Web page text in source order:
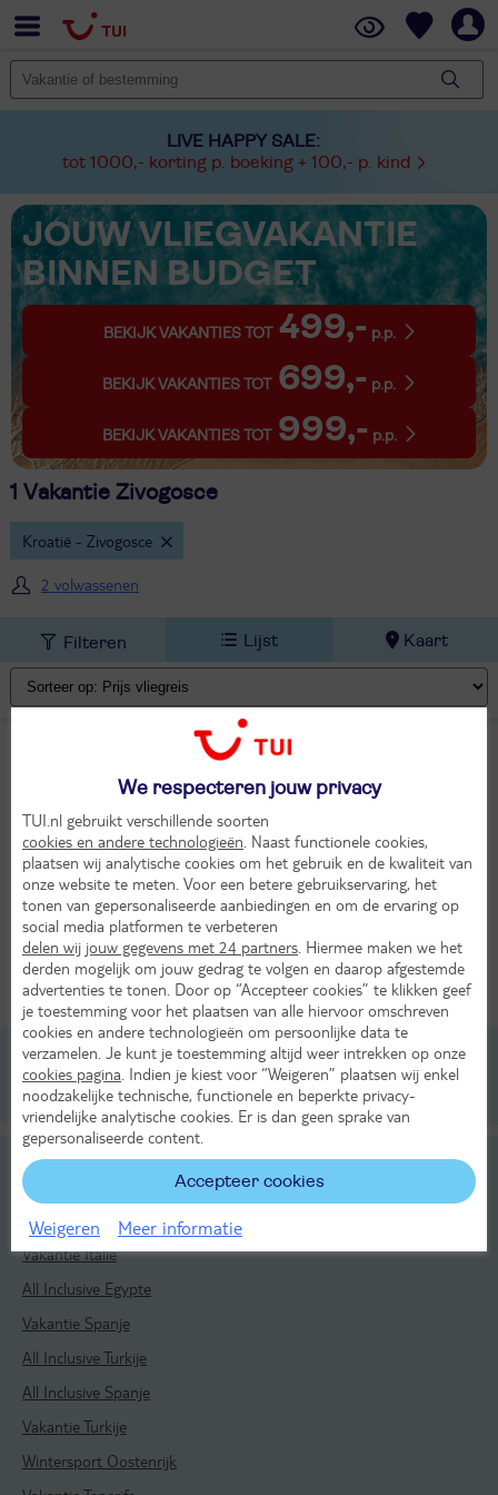
LIVE HAPPY SALE:
tot 1000,- korting p. boeking + 100,- p. kind
JOUW VLIEGVAKANTIE
BINNEN BUDGET
BEKIJK VAKANTIES TOT 499,- p.p.
BEKIJK VAKANTIES TOT 699,- p.p.
BEKIJK VAKANTIES TOT 999,- p.p.
1 Vakantie Zivogosce
Kroatië - Zivogosce
2 volwassenen
Filteren Lijst Kaart
TUI BLUE Adriatic Beach
KASSAKORTING
22°
in okt
Za 17 okt 2026
4 dagen (3 nachten)
Eigen vervoer
All Inclusive
343,-
per persoon
Bekijk
Alle verplichte kosten inbegrepen!
Reizen Kroatië Midden-Dalmatië Zivogosce
Bekijk ook
Vakantie Italië
All Inclusive Egypte
Vakantie Spanje
All Inclusive Turkije
All Inclusive Spanje
Vakantie Turkije
Wintersport Oostenrijk
We respecteren jouw privacy
TUI.nl gebruikt verschillende soorten
cookies en andere technologieën . Naast functionele cookies,
plaatsen wij analytische cookies om het gebruik en de kwaliteit van
onze website te meten. Voor een betere gebruikservaring, het
tonen van gepersonaliseerde aanbiedingen en om de ervaring op
social media platformen te verbeteren
delen wij jouw gegevens met 24 partners . Hiermee maken we het
derden mogelijk om jouw gedrag te volgen en daarop afgestemde
advertenties te tonen. Door op “Accepteer cookies” te klikken geef
je toestemming voor het plaatsen van alle hiervoor omschreven
cookies en andere technologieën om persoonlijke data te
verzamelen. Je kunt je toestemming altijd weer intrekken op onze
cookies pagina . Indien je kiest voor “Weigeren” plaatsen wij enkel
noodzakelijke technische, functionele en beperkte privacy-
vriendelijke analytische cookies. Er is dan geen sprake van
gepersonaliseerde content.
Accepteer cookies
Weigeren Meer informatie